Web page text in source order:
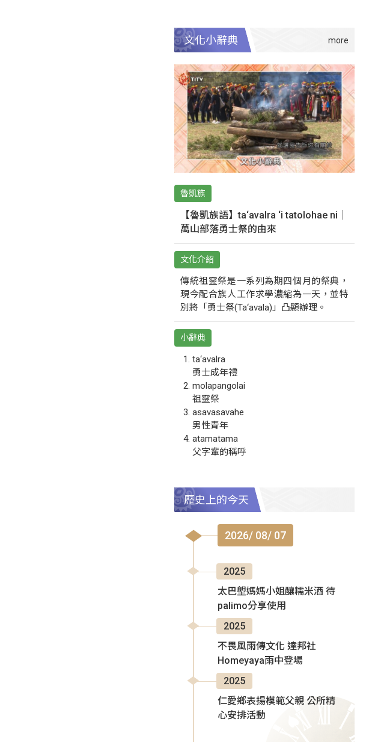
文化小辭典
魯凱族
【魯凱族語】ta‘avalra ‘i tatolohae ni｜
萬山部落勇士祭的由來
文化介紹
傳統祖靈祭是一系列為期四個月的祭典，
現今配合族人工作求學濃縮為一天，並特
別將「勇士祭(Ta‘avala)」凸顯辦理。
小辭典
ta‘avalra
勇士成年禮
molapangolai
祖靈祭
asavasavahe
男性青年
atamatama
父字輩的稱呼
歷史上的今天
2026/ 08/ 07
2025
太巴塱媽媽小姐釀糯米酒 待
palimo分享使用
2025
不畏風雨傳文化 達邦社
Homeyaya雨中登場
2025
仁愛鄉表揚模範父親 公所精
心安排活動